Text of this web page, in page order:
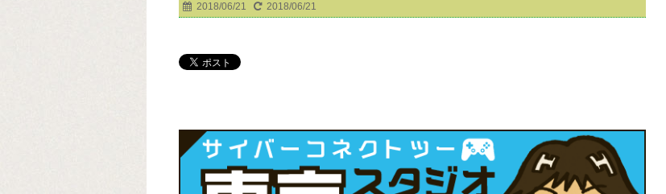
2018/06/21 2018/06/21